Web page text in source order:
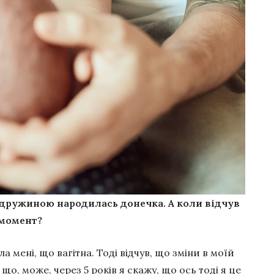
народилась донечка. А коли відчув
що вагітна. Тоді відчув, що зміни в моїй
що, може, через 5 років я скажу, що ось тоді я це